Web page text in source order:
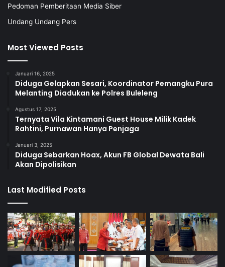
Pedoman Pemberitaan Media Siber
Undang Undang Pers
Most Viewed Posts
Januari 16, 2025
Diduga Gelapkan Sesari, Koordinator Pemangku Pura
Melanting Diadukan ke Polres Buleleng
Agustus 17, 2025
Ternyata Vila Kintamani Guest House Milik Kadek
Rahtini, Purnawan Hanya Penjaga
Januari 3, 2025
Diduga Sebarkan Hoax, Akun FB Global Dewata Bali
Akan Dipolisikan
Last Modified Posts